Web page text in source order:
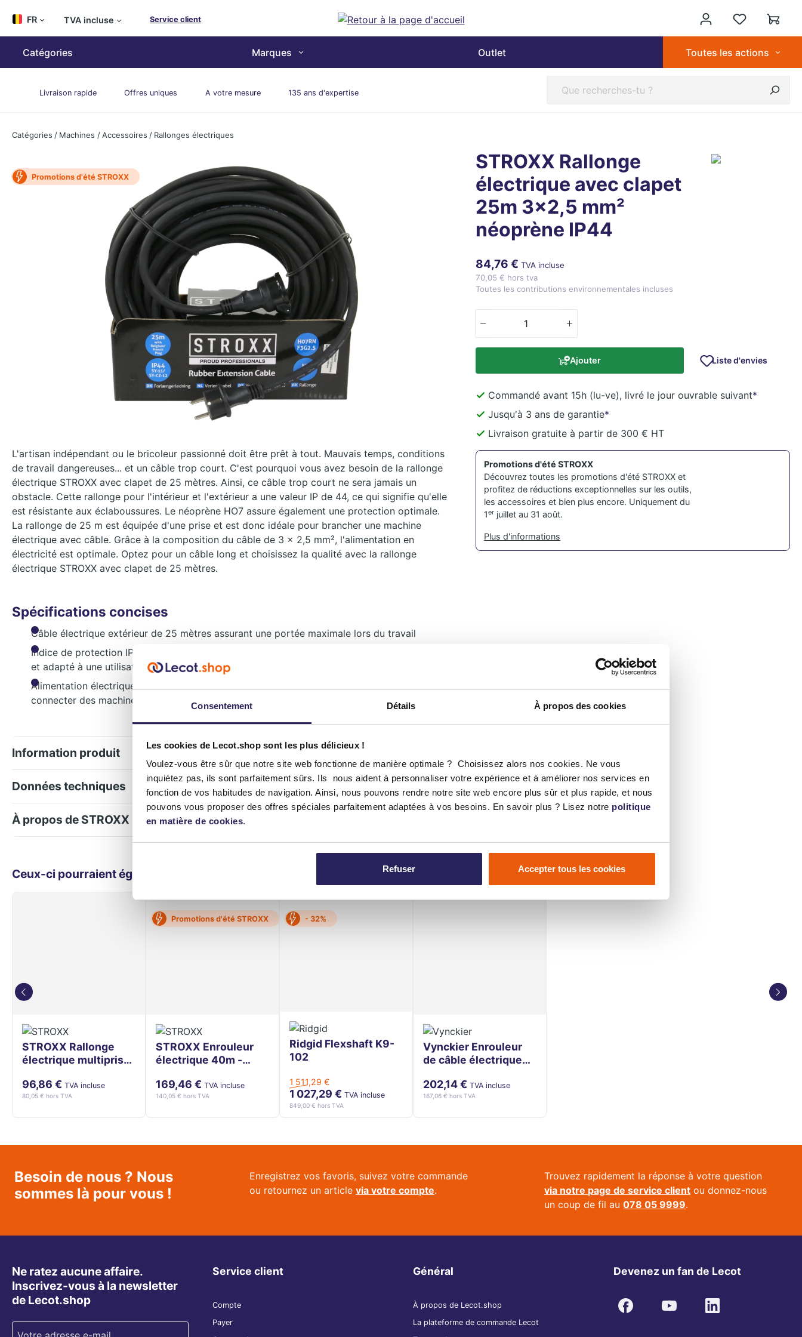
Consentement Détails À propos des cookies
Les cookies de Lecot.shop sont les plus délicieux !
Voulez-vous être sûr que notre site web fonctionne de manière optimale ? Choisissez alors nos cookies. Ne vous
inquiétez pas, ils sont parfaitement sûrs. Ils nous aident à personnaliser votre expérience et à améliorer nos services en
fonction de vos habitudes de navigation. Ainsi, nous pouvons rendre notre site web encore plus sûr et plus rapide, et nous
pouvons vous proposer des offres spéciales parfaitement adaptées à vos besoins. En savoir plus ? Lisez notre politique
en matière de cookies.
Refuser Accepter tous les cookies
FR TVA incluse Service client
Catégories Marques Outlet Toutes les actions
Livraison rapide Offres uniques A votre mesure 135 ans d'expertise
Catégories / Machines / Accessoires / Rallonges électriques
Promotions d'été STROXX
STROXX Rallonge
électrique avec clapet
25m 3x2,5 mm²
néoprène IP44
84,76 €TVA incluse
70,05 € hors tva
Toutes les contributions environnementales incluses
Ajouter Liste d'envies
Commandé avant 15h (lu-ve), livré le jour ouvrable suivant*
Jusqu'à 3 ans de garantie*
Livraison gratuite à partir de 300 € HT
Promotions d'été STROXX
Découvrez toutes les promotions d'été STROXX et
profitez de réductions exceptionnelles sur les outils,
les accessoires et bien plus encore. Uniquement du
1er juillet au 31 août.
Plus d'informations
L'artisan indépendant ou le bricoleur passionné doit être prêt à tout. Mauvais temps, conditions
de travail dangereuses... et un câble trop court. C'est pourquoi vous avez besoin de la rallonge
électrique STROXX avec clapet de 25 mètres. Ainsi, ce câble trop court ne sera jamais un
obstacle. Cette rallonge pour l'intérieur et l'extérieur a une valeur IP de 44, ce qui signifie qu'elle
est résistante aux éclaboussures. Le néoprène HO7 assure également une protection optimale.
La rallonge de 25 m est équipée d'une prise et est donc idéale pour brancher une machine
électrique avec câble. Grâce à la composition du câble de 3 x 2,5 mm², l'alimentation en
électricité est optimale. Optez pour un câble long et choisissez la qualité avec la rallonge
électrique STROXX avec clapet de 25 mètres.
Spécifications concises
Câble électrique extérieur de 25 mètres assurant une portée maximale lors du travail
Indice de protection IP44 et en néoprène HO7 rendant le câble étanche aux éclaboussures
et adapté à une utilisation intérieure et extérieure
Alimentation électrique optimale avec une composition de câble de 3 x 25mm² pour
connecter des machines électriques
Information produit
Données techniques
À propos de STROXX
Ceux-ci pourraient également vous intéresser
STROXX Rallonge
électrique multiprise
néoprène IP44
96,86 € TVA incluse
80,05 € hors TVA
Promotions d'été STROXX
STROXX Enrouleur
électrique 40m -
3GX2,5 mm²
169,46 € TVA incluse
140,05 € hors TVA
- 32%
Ridgid Flexshaft K9-
102
1 511,29 €
1 027,29 € TVA incluse
849,00 € hors TVA
Vynckier Enrouleur
de câble électrique
(MW) - HAE32520N
202,14 € TVA incluse
167,06 € hors TVA
Besoin de nous ? Nous
sommes là pour vous !
Enregistrez vos favoris, suivez votre commande
ou retournez un articlevia votre compte.
Trouvez rapidement la réponse à votre question
via notre page de service client ou donnez-nous
un coup de fil au078 05 9999.
Ne ratez aucune affaire.
Inscrivez-vous à la newsletter
de Lecot.shop
Service client
Compte
Payer
Général
À propos de Lecot.shop
La plateforme de commande Lecot
Devenez un fan de Lecot